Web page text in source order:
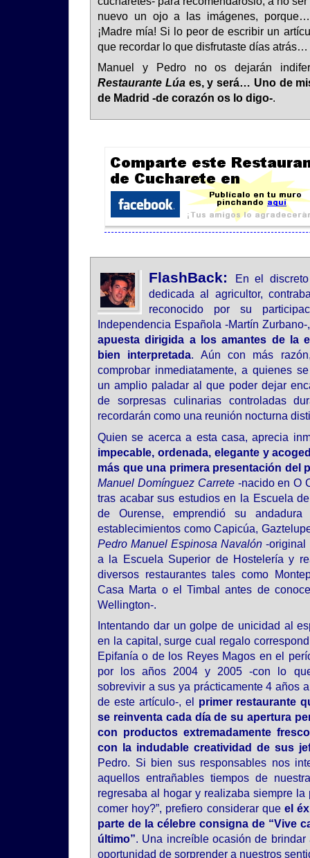
nuevo un ojo a las imágenes,
¡Madre mía! Si lo peor de escribir un
que recordar lo que disfrutaste días atrás…
Manuel y Pedro no os dejarán
Restaurante Lúaes, y será… Uno de
de Madrid -de corazón os lo digo-.
FlashBack:
En el
dedicada al agricultor,
reconocido por su
Independencia Española -Martín
apuesta dirigida a los amantes de la
bien interpretada. Aún con más
comprobar inmediatamente, a quienes
un amplio paladar al que poder dejar
de sorpresas culinarias controladas
recordarán como una reunión nocturna
Quien se acerca a esta casa, aprecia
impecable, ordenada, elegante y
más que una primera presentación del
Manuel Domínguez Carrete-nacido en O
tras acabar sus estudios en la Escuela
de Ourense, emprendió su
establecimientos como Capicúa,
Pedro Manuel Espinosa Navalón -original
a la Escuela Superior de Hostelería y
diversos restaurantes tales como
Casa Marta o el Timbal antes de
Wellington-.
Intentando dar un golpe de unicidad al
en la capital, surge cual regalo
Epifanía o de los Reyes Magos en el
por los años 2004 y 2005 -con lo
sobrevivir a sus ya prácticamente 4 años
de este artículo-, el primer restaurante
se reinventa cada día de su apertura
con productos extremadamente
con la indudable creatividad de sus
Pedro. Si bien sus responsables nos
aquellos entrañables tiempos de
regresaba al hogar y realizaba siempre la
comer hoy?”, prefiero considerar queel
parte de la célebre consigna de “Vive
último”. Una increíble ocasión de
oportunidad de sorprender a nuestros